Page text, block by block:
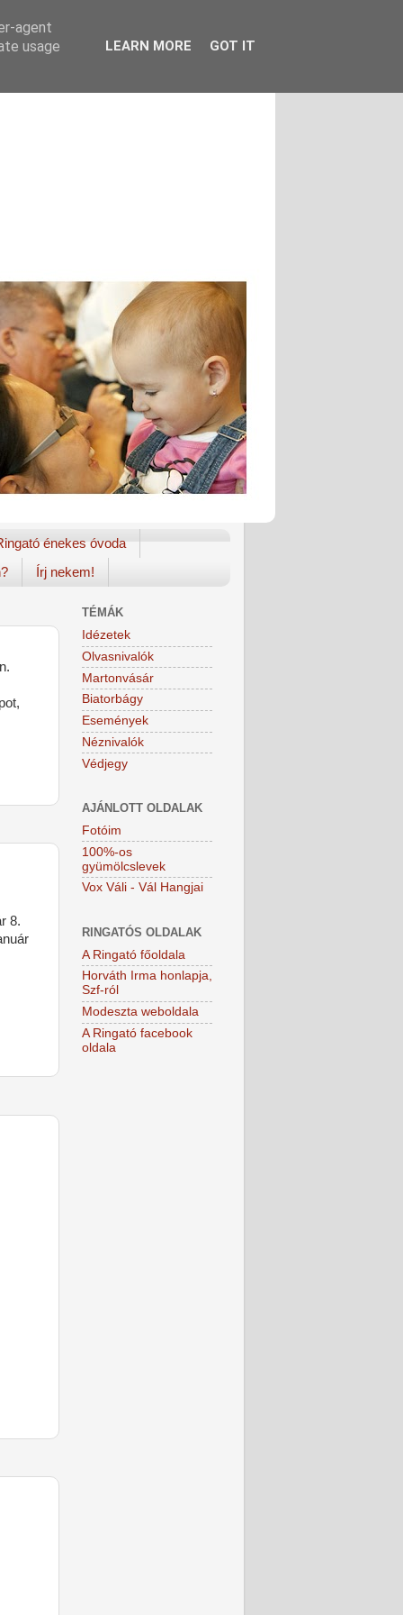
énekes óvoda
Írj nekem!
8.
TÉMÁK
Idézetek
Olvasnivalók
Martonvásár
Biatorbágy
Események
Néznivalók
Védjegy
AJÁNLOTT OLDALAK
Fotóim
100%-os
gyümölcslevek
Vox Váli - Vál Hangjai
RINGATÓS OLDALAK
A Ringató főoldala
Horváth Irma honlapja,
Szf-ról
Modeszta weboldala
A Ringató facebook
oldala
agent
usage
LEARN MORE GOT IT